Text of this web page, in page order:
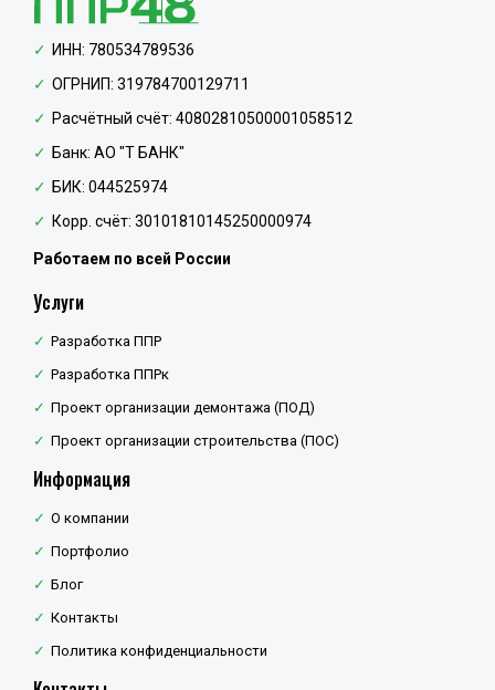
ИНН: 780534789536
ОГРНИП: 319784700129711
Расчётный счёт: 40802810500001058512
Банк: АО "Т БАНК"
БИК: 044525974
Корр. счёт: 30101810145250000974
Работаем по всей России
Услуги
Разработка ППР
Разработка ППРк
Проект организации демонтажа (ПОД)
Проект организации строительства (ПОС)
Информация
О компании
Портфолио
Блог
Контакты
Политика конфиденциальности